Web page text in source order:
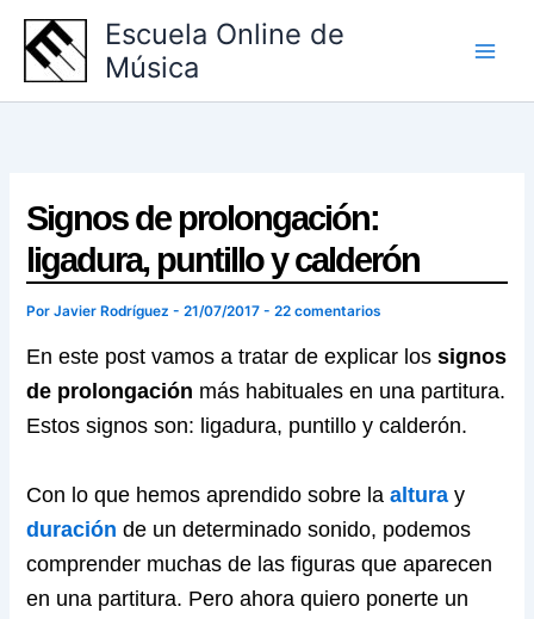
contenido
Escuela Online de
Música
Signos de prolongación:
ligadura, puntillo y calderón
PorJavier Rodríguez-21/07/2017-22 comentarios
En este post vamos a tratar de explicar lossignos
de prolongación más habituales en una partitura.
Estos signos son: ligadura, puntillo y calderón.
Con lo que hemos aprendido sobre laaltura y
duración de un determinado sonido, podemos
comprender muchas de las figuras que aparecen
en una partitura. Pero ahora quiero ponerte un